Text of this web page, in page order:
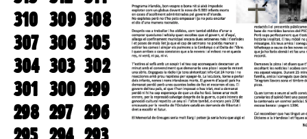
310 309 308
307 306 305
304 303 302
301 300 299
298 297 296